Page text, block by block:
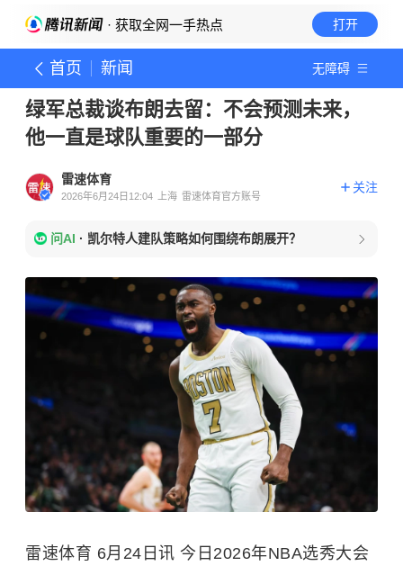
· 获取全网一手热点 打开
首页 新闻 无障碍
绿军总裁谈布朗去留：不会预测未来，
他一直是球队重要的一部分
雷速体育
2026年6月24日12:04 上海 雷速体育官方账号
关注
问AI · 凯尔特人建队策略如何围绕布朗展开？
雷速体育 6月24日讯 今日2026年NBA选秀大会